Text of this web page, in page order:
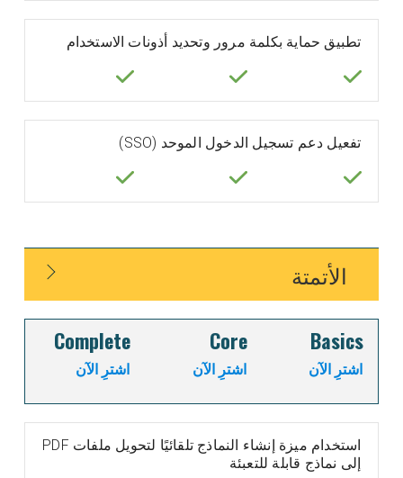
تطبيق حماية بكلمة مرور وتحديد أذونات الاستخدام
تفعيل دعم تسجيل الدخول الموحد (SSO)
الأتمتة
Basics
اشترِ الآن
Core
اشترِ الآن
Complete
اشترِ الآن
استخدام ميزة إنشاء النماذج تلقائيًا لتحويل ملفات PDF
إلى نماذج قابلة للتعبئة